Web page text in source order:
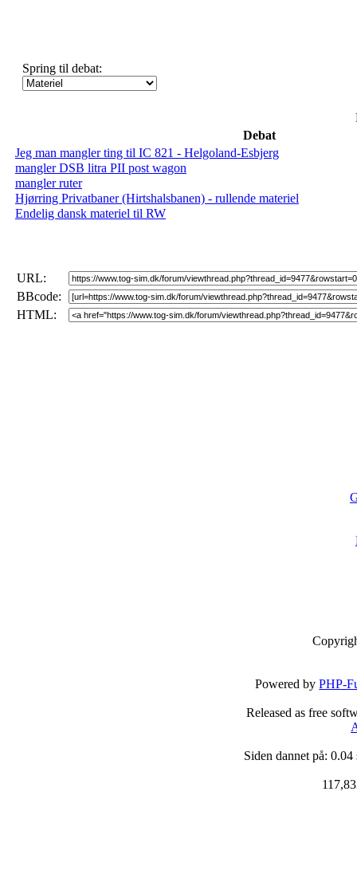
Spring til debat:
Debat
Jeg man mangler ting til IC 821 - Helgoland-Esbjerg
mangler DSB litra PII post wagon
mangler ruter
Hjørring Privatbaner (Hirtshalsbanen) - rullende materiel
Endelig dansk materiel til RW
URL:
BBcode:
HTML:
Powered byPHP-
Released as free
Siden dannet på: